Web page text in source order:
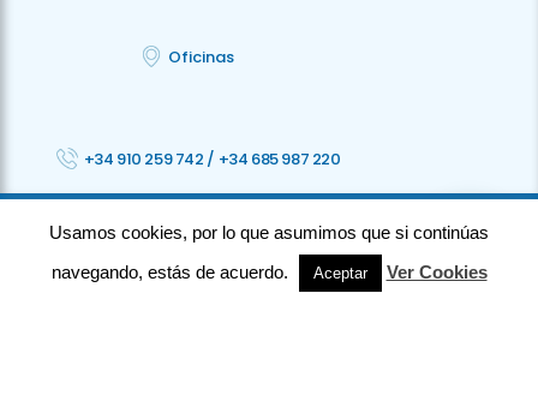
Oficinas
+34 910 259 742 / +34 685 987 220
©2023 CPM · Todos los derechos reservados ·Privacidad · Aviso legal
Cookies· Accesibilidad
Usamos cookies, por lo que asumimos que si continúas
navegando, estás de acuerdo.
Aceptar Ver Cookies